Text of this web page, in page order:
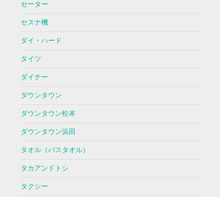
セーター
セスナ機
ダイ・ハード
タイツ
ダイナー
ダウンタウン
ダウンタウン松本
ダウンタウン浜田
タオル（バスタオル）
タカアンドトシ
タクシー